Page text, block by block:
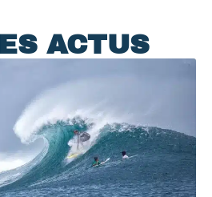
ACTUS